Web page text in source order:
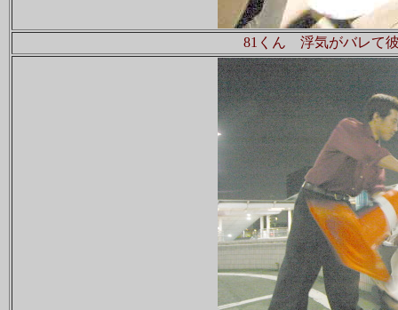
81くん 浮気がバレて